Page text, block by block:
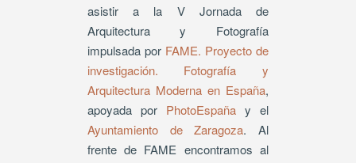
asistir a la V Jornada de
Arquitectura y Fotografía
impulsada por FAME. Proyecto de
investigación. Fotografía y
Arquitectura Moderna en España,
apoyada por PhotoEspañay el
Ayuntamiento de Zaragoza. Al
frente de FAME encontramos al